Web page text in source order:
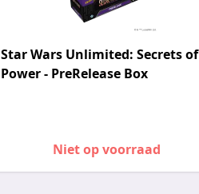
Star Wars Unlimited: Secrets of
Power - PreRelease Box
Niet op voorraad